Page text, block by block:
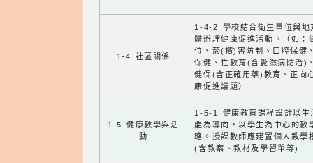
1-4 社區關係
1-4-2 學校結合衛生單位與地
體辦理健康促進活動。（如：
位、菸(檳)害防制、口腔保健
保健、性教育(含愛滋病防治)
健保(含正確用藥)教育、正向
康促進議題）
1-5 健康教學與活
動
1-5-1 健康教育課程設計以生
能為導向，以學生為中心的教
略。授課教師應建置個人教學
(含教案、教材及學習單等)